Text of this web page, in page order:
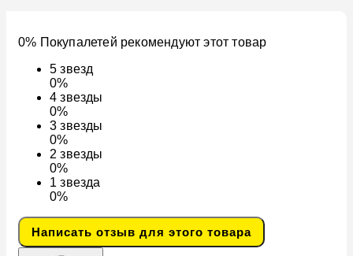
0% Покупалетей рекомендуют этот товар
5звезд
0%
4звезды
0%
3звезды
0%
2звезды
0%
1звезда
0%
Написать отзыв для этого товара